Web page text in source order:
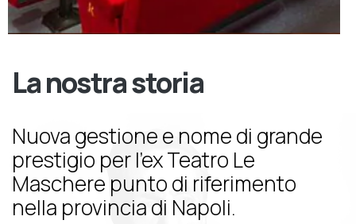
La nostra storia
Nuova gestione e nome di grande
prestigio per l’ex Teatro Le
Maschere punto di riferimento
nella provincia di Napoli.